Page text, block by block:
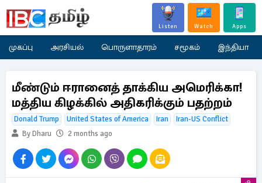
Listen Watch Apps
முகப்பு அரசியல் பொருளாதாரம் சமூகம் இந்தியா
மீண்டும் ஈரானைத் தாக்கிய அமெரிக்கா!
மத்திய கிழக்கில் அதிகரிக்கும் பதற்றம்
Donald Trump United States of America Iran
Iran-US Conflict
By Dharu
2 months ago